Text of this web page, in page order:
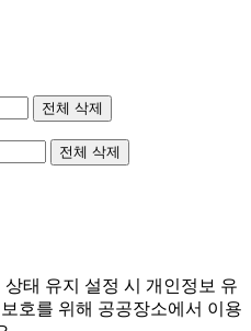
전체 삭제
전체 삭제
태 유지 설정 시 개인정보 유
호를 위해 공공장소에서 이용